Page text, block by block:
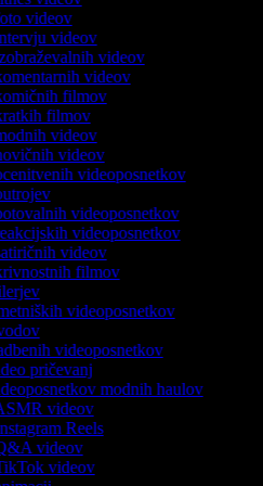
videov
videov
videov
videov
filmov
filmov
videov
videov
videoposnetkov
videoposnetkov
videoposnetkov
videov
filmov
videoposnetkov
videoposnetkov
pričevanj
modnih haulov
videov
Reels
videov
videov